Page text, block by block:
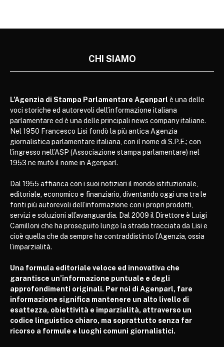
CHI SIAMO
L’Agenzia di Stampa Parlamentare Agenparl è una delle
voci storiche ed autorevoli dell’informazione italiana
parlamentare ed è una delle principali news company italiane.
Nel 1950 Francesco Lisi fondò la più antica Agenzia
giornalistica parlamentare italiana, con il nome di S.P.E.; con
l’ingresso nell’ASP (Associazione stampa parlamentare) nel
1953 ne mutò il nome in Agenparl.
Dal 1955 affianca con i suoi notiziari il mondo istituzionale,
editoriale, economico e finanziario, diventando oggi una tra le
fonti più autorevoli dell’informazione con i propri prodotti,
servizi e soluzioni all’avanguardia. Dal 2009 il Direttore è Luigi
Camilloni che ha proseguito lungo la strada tracciata da Lisi e
cioè quella che da sempre ha contraddistinto l’Agenzia, ossia
l’imparzialità.
Una formula editoriale veloce ed innovativa che
garantisce un’informazione puntuale e degli
approfondimenti originali. Per noi di Agenparl, fare
informazione significa mantenere un alto livello di
esattezza, obiettività e imparzialità, attraverso un
codice linguistico chiaro, ma soprattutto senza far
ricorso a formule e luoghi comuni giornalistici.